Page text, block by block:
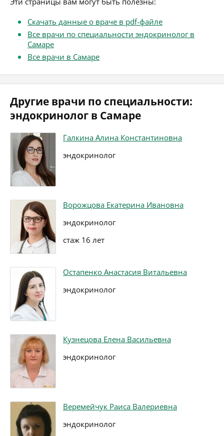
Скачать данные о враче в pdf-файле
Все врачи по специальности эндокринолог в
Самаре
Все врачи в Самаре
Другие врачи по специальности:
эндокринолог в Самаре
Галкина Алина Константиновна
эндокринолог
Ворожцова Екатерина Ивановна
эндокринолог
стаж 16 лет
Остапенко Анастасия Витальевна
эндокринолог
Кузнецова Елена Васильевна
эндокринолог
Веремейчук Раиса Валериевна
эндокринолог